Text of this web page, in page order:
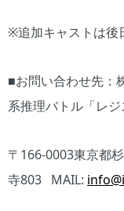
※追加キャストは後
■お問い合わせ先
系推理バトル「レ
〒166-0003東京都
寺803 MAIL: